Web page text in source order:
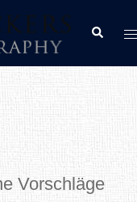
Search
Vorschläge